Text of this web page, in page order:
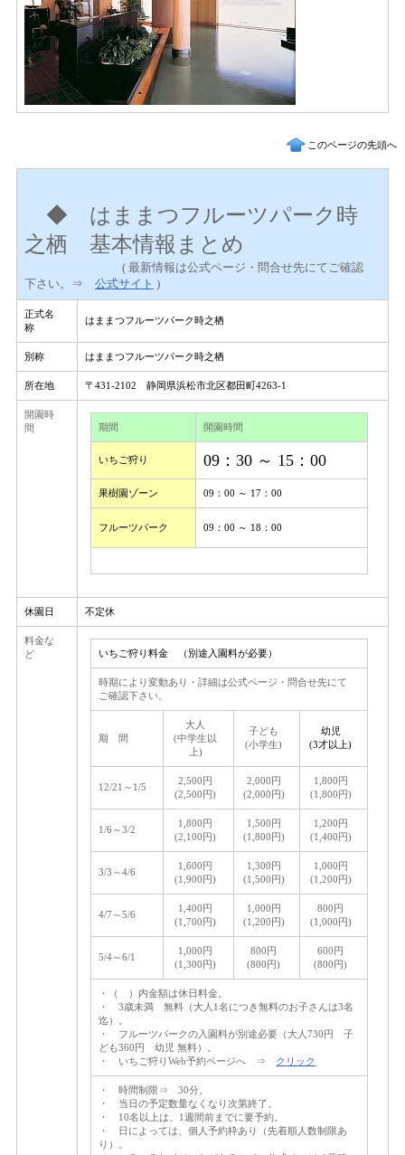
このページの先頭へ
◆ はままつフルーツパーク時
之栖 基本情報まとめ
( 最新情報は公式ページ・問合せ先にてご確認
下さい。⇒ 公式サイト )
正式名
称
はままつフルーツパーク時之栖
別称 はままつフルーツパーク時之栖
所在地 〒431-2102 静岡県浜松市北区都田町4263-1
開園時
間
期間 開園時間
いちご狩り 09：30 ～ 15：00
果樹園ゾーン 09：00 ～ 17：00
フルーツパーク 09：00 ～ 18：00
休園日 不定休
料金な
ど
いちご狩り料金 （別途入園料が必要）
時期により変動あり・詳細は公式ページ・問合せ先にて
ご確認下さい。
期 間
大人
(中学生以
上)
子ども
(小学生)
幼児
(3才以上)
12/21～1/5
2,500円
(2,500円)
2,000円
(2,000円)
1,800円
(1,800円)
1/6～3/2
1,800円
(2,100円)
1,500円
(1,800円)
1,200円
(1,400円)
3/3～4/6
1,600円
(1,900円)
1,300円
(1,500円)
1,000円
(1,200円)
4/7～5/6
1,400円
(1,700円)
1,000円
(1,200円)
800円
(1,000円)
5/4～6/1
1,000円
(1,300円)
800円
(800円)
600円
(800円)
・（ ）内金額は休日料金。
・ 3歳未満 無料（大人1名につき無料のお子さんは3名
迄）。
・ フルーツパークの入園料が別途必要（大人730円 子
ども360円 幼児 無料）。
・ いちご狩りWeb予約ページへ ⇒ クリック
・ 時間制限⇒ 30分。
・ 当日の予定数量なくなり次第終了。
・ 10名以上は、1週間前までに要予約。
・ 日によっては、個人予約枠あり（先着順人数制限あ
り）。